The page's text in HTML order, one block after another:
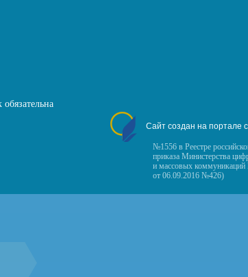
Сайт создан на портале
№1556 в Реестре
приказа Министерства
и массовых коммуникаций
от 06.09.2016 №426)